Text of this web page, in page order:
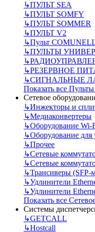
↳ПУЛЬТ SEA
↳ПУЛЬТ SOMFY
↳ПУЛЬТ SOMMER
↳ПУЛЬТ V2
↳Пульт
↳ПУЛЬТЫ
↳
↳РЕЗЕРВНОЕ
↳СИГНАЛЬНЫЕ
Показать все
Сетевое
↳Инжекторы и
↳Медиаконвертеры
↳Оборудование Wi-
↳Оборудование для
↳Прочее
↳Сетевые
↳Сетевые
↳Трансиверы (SFP-
↳Удлинители
↳Удлинители
Показать все
Системы
↳GETCALL
↳Hostcall